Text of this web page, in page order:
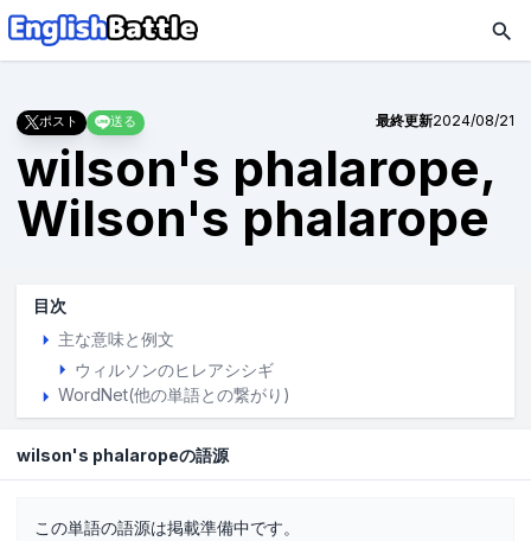
ポスト 送る 最終更新2024/08/21
wilson's phalarope,
Wilson's phalarope
目次
主な意味と例文
ウィルソンのヒレアシシギ
WordNet(他の単語との繋がり)
wilson's phalaropeの語源
この単語の語源は掲載準備中です。